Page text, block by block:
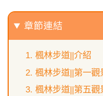
章節連結
楓林步道||介紹
楓林步道||第一觀
楓林步道||第五觀